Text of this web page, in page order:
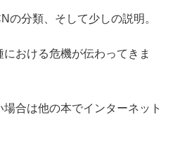
の分類、そして少しの説明。
おける危機が伝わってきま
合は他の本でインターネット